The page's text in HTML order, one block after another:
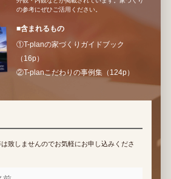
の参考にぜひご活用ください。
■含まれるもの
①T-planの家づくりガイドブック
（16p）
②T-planこだわりの事例集（124p）
致しませんのでお気軽にお申し込みくださ